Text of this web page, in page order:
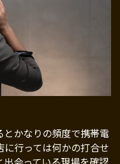
かなりの頻度で携帯電
行っては何かの打合せ